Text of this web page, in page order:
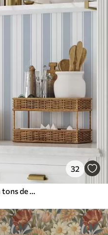
32
Versão com riscas repetidas em tons de cinzento-azul